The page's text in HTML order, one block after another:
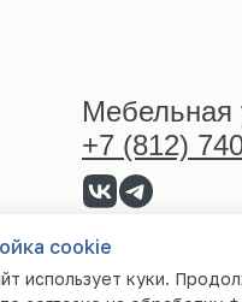
Мебельная
+7 (812)
cookie
использует куки.